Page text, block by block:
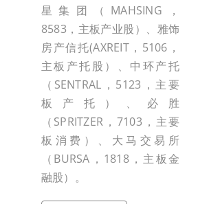
星集团（MAHSING，
8583，主板产业股）、雅饰
房产信托(AXREIT，5106，
主板产托股）、中环产托
（SENTRAL，5123，主要
板产托）、必胜
（SPRITZER，7103，主要
板消费）、大马交易所
（BURSA，1818，主板金
融股）。